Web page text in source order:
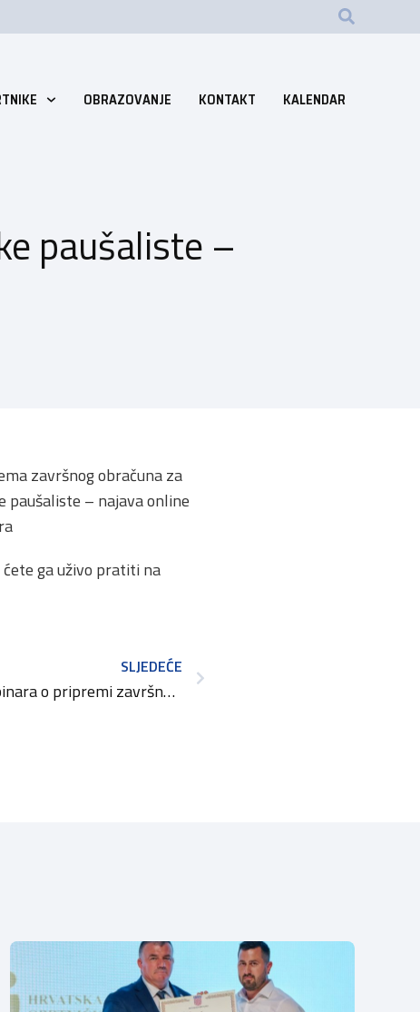
OBRAZOVANJE KONTAKT KALENDAR
paušaliste –
ćete ga uživo pratiti na
SLJEDEĆE
Najava besplatnog webinara o pripremi završnog obračuna za obrtnike u sustavu poreza na dohodak koji vode poslovne knjige